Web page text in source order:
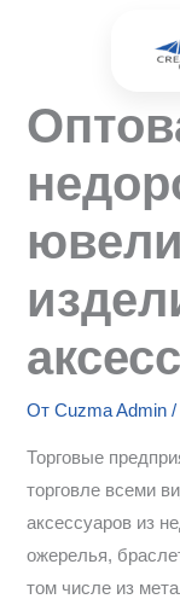
ОтCuzma Admin/
Торговые
торговле всеми
аксессуаров из
ожерелья,
том числе из